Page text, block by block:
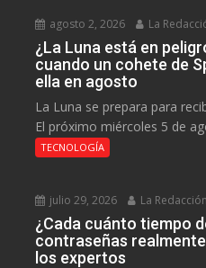
agosto 2, 2026 La
¿La Luna está en
cuando un cohete de
ella en agosto
La Luna se prepara para
El próximo miércoles 5 de
TECNOLOGÍA
julio 29, 2026 La Redacción
¿Cada cuánto tiempo
contraseñas
los expertos